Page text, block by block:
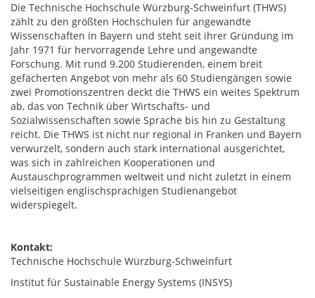
Die Technische Hochschule Würzburg-Schweinfurt (THWS)
zählt zu den größten Hochschulen für angewandte
Wissenschaften in Bayern und steht seit ihrer Gründung im
Jahr 1971 für hervorragende Lehre und angewandte
Forschung. Mit rund 9.200 Studierenden, einem breit
gefächerten Angebot von mehr als 60 Studiengängen sowie
zwei Promotionszentren deckt die THWS ein weites Spektrum
ab, das von Technik über Wirtschafts- und
Sozialwissenschaften sowie Sprache bis hin zu Gestaltung
reicht. Die THWS ist nicht nur regional in Franken und Bayern
verwurzelt, sondern auch stark international ausgerichtet,
was sich in zahlreichen Kooperationen und
Austauschprogrammen weltweit und nicht zuletzt in einem
vielseitigen englischsprachigen Studienangebot
widerspiegelt.
Kontakt:
Technische Hochschule Würzburg-Schweinfurt
Institut für Sustainable Energy Systems (INSYS)